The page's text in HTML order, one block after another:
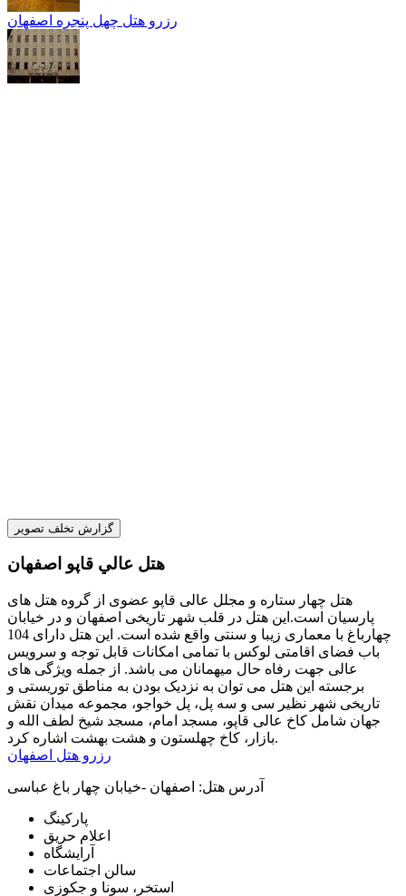
رزرو هتل چهل پنجره اصفهان
گزارش تخلف تصویر
هتل عالي قاپو اصفهان
هتل چهار ستاره و مجلل عالی قاپو عضوی از گروه هتل های
پارسیان است.این هتل در قلب شهر تاریخی اصفهان و در خیابان
چهارباغ با معماری زیبا و سنتی واقع شده است. این هتل دارای 104
باب فضای اقامتی لوکس با تمامی امکانات قابل توجه و سرویس
عالی جهت رفاه حال میهمانان می باشد. از جمله ویژگی های
برجسته این هتل می توان به نزدیک بودن به مناطق توریستی و
تاریخی شهر نظیر سی و سه پل، پل خواجو، مجموعه میدان نقش
جهان شامل کاخ عالی قاپو، مسجد امام، مسجد شیخ لطف الله و
بازار، کاخ چهلستون و هشت بهشت اشاره کرد.
رزرو هتل اصفهان
آدرس هتل: اصفهان -خيابان چهار باغ عباسی
پارکینگ
اعلام حریق
آرایشگاه
سالن اجتماعات
استخر، سونا و جکوزی